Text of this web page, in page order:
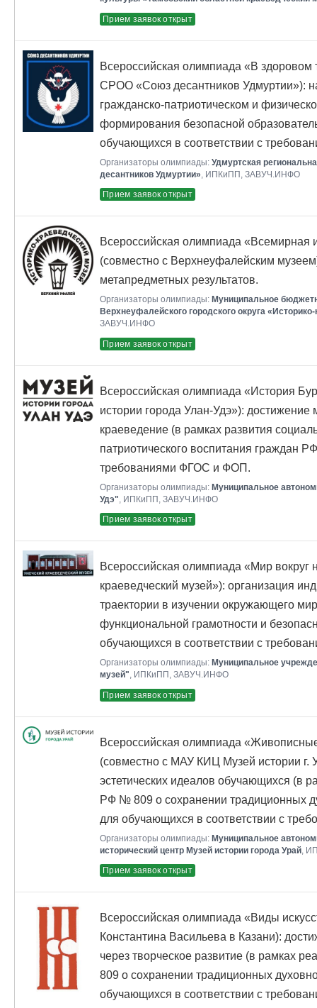
Прием заявок открыт
Всероссийская олимпиада «В
СРОО «Союз десантников Удмуртии»):
гражданско-патриотическом и
формирования безопасной
обучающихся в соответствии с
Организаторы олимпиады: Удмуртская
десантников Удмуртии» , ИПКиПП, ЗАВУЧ.ИНФО
Прием заявок открыт
Всероссийская олимпиада «Всемирная
(совместно с Верхнеуфалейским
метапредметных результатов.
Организаторы олимпиады: Муниципальное
Верхнеуфалейского городского округа
ЗАВУЧ.ИНФО
Прием заявок открыт
Всероссийская олимпиада «История
истории города Улан-Удэ»): достижение
краеведение (в рамках развития
патриотического воспитания граждан
требованиями ФГОС и ФОП.
Организаторы олимпиады: Муниципальное
Удэ" , ИПКиПП, ЗАВУЧ.ИНФО
Прием заявок открыт
Всероссийская олимпиада «Мир вокруг
краеведческий музей»): организация
траектории в изучении окружающего
функциональной грамотности и
обучающихся в соответствии с
Организаторы олимпиады: Муниципальное
музей", ИПКиПП, ЗАВУЧ.ИНФО
Прием заявок открыт
Всероссийская олимпиада
(совместно с МАУ КИЦ Музей истории г.
эстетических идеалов обучающихся (в
РФ № 809 о сохранении традиционных
для обучающихся в соответствии с
Организаторы олимпиады: Муниципальное
исторический центр Музей истории города Урай ,
Прием заявок открыт
Всероссийская олимпиада «Виды
Константина Васильева в Казани):
через творческое развитие (в рамках
809 о сохранении традиционных
обучающихся в соответствии с